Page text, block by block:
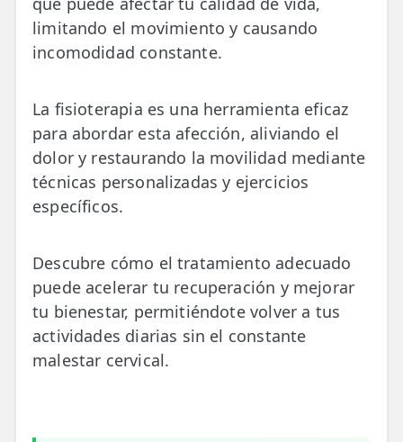
💆‍♀️ Tratamientos
😓 Síntomas
📰 Blog
🏢 Empresas
UBICACIONES
📍 Barrio del Pilar
📍 Chamberí - Centro
📍 Barrio Salamanca
limitando el movimiento y causando
incomodidad constante.
La fisioterapia es una herramienta eficaz
para abordar esta afección, aliviando el
dolor y restaurando la movilidad mediante
técnicas personalizadas y ejercicios
específicos.
Descubre cómo el tratamiento adecuado
puede acelerar tu recuperación y mejorar
tu bienestar, permitiéndote volver a tus
actividades diarias sin el constante
malestar cervical.